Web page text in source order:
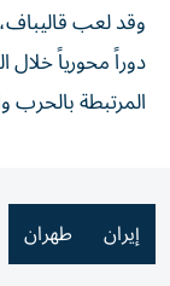
وقد لعب
دوراً محورياً خلال
المرتبطة بالحرب
إيران طهران